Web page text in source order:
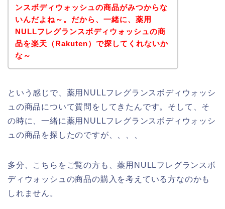
ンスボディウォッシュの商品がみつからな
いんだよね～。だから、一緒に、薬用
NULLフレグランスボディウォッシュの商
品を楽天（Rakuten）で探してくれないか
な～
という感じで、薬用NULLフレグランスボディウォッシ
ュの商品について質問をしてきたんです。そして、そ
の時に、一緒に薬用NULLフレグランスボディウォッシ
ュの商品を探したのですが、、、、
多分、こちらをご覧の方も、薬用NULLフレグランスボ
ディウォッシュの商品の購入を考えている方なのかも
しれません。